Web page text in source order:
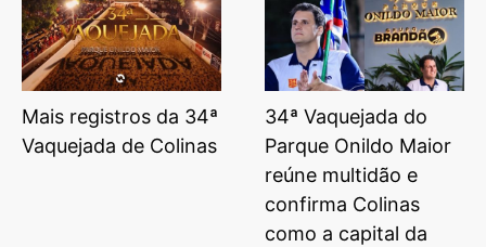
Mais registros da 34ª
Vaquejada de Colinas
34ª Vaquejada do
Parque Onildo Maior
reúne multidão e
confirma Colinas
como a capital da